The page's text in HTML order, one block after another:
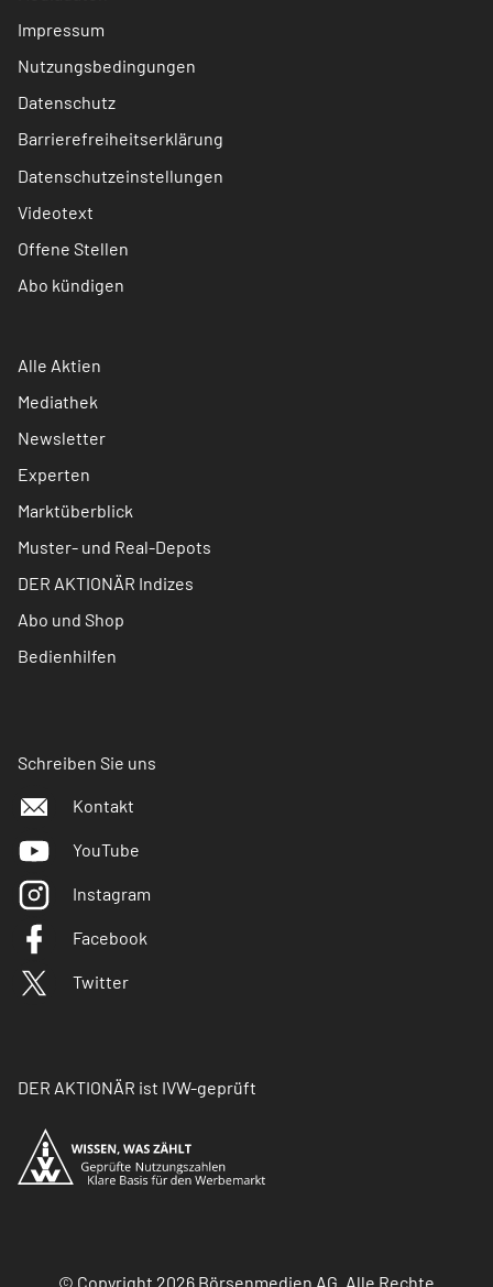
Impressum
Nutzungsbedingungen
Datenschutz
Barrierefreiheitserklärung
Datenschutzeinstellungen
Videotext
Offene Stellen
Abo kündigen
Alle Aktien
Mediathek
Newsletter
Experten
Marktüberblick
Muster- und Real-Depots
DER AKTIONÄR Indizes
Abo und Shop
Bedienhilfen
Schreiben Sie uns
Kontakt
YouTube
Instagram
Facebook
Twitter
DER AKTIONÄR ist IVW-geprüft
© Copyright 2026 Börsenmedien AG. Alle Rechte